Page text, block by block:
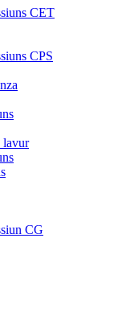
CET
CPS
lavur
CG